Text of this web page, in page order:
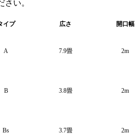
い。
イプ 広さ 開口幅
A 7.9畳 2m
B 3.8畳 2m
Bs 3.7畳 2m